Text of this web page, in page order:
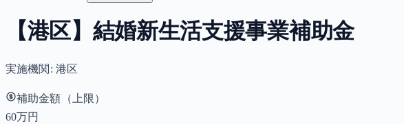
【港区】結婚新生活支援事業補助金
実施機関: 港区
補助金額（上限）
60万円